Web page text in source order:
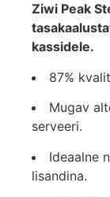
Ziwi Peak
kassidele.
87%
Mugav
serveeri.
Ideaalne
lisandina.